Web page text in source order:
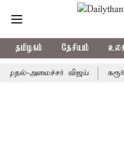
தமிழகம் தேசியம்
அமைச்சர் விஜய் கரூர்